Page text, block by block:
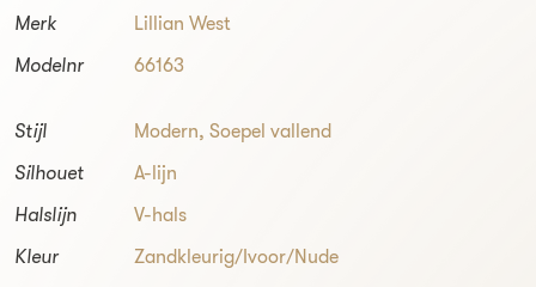
Merk
Lillian West
Modelnr
66163
Stijl Modern, Soepel vallend
Silhouet
A-lijn
Halslijn
V-hals
Kleur
Zandkleurig/Ivoor/Nude